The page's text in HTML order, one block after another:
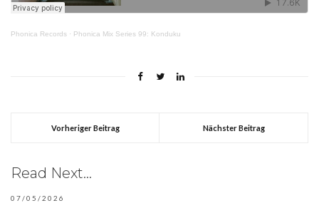
Phonica Records · Phonica Mix Series 99: Konduku
Vorheriger Beitrag Nächster Beitrag
Read Next...
07/05/2026